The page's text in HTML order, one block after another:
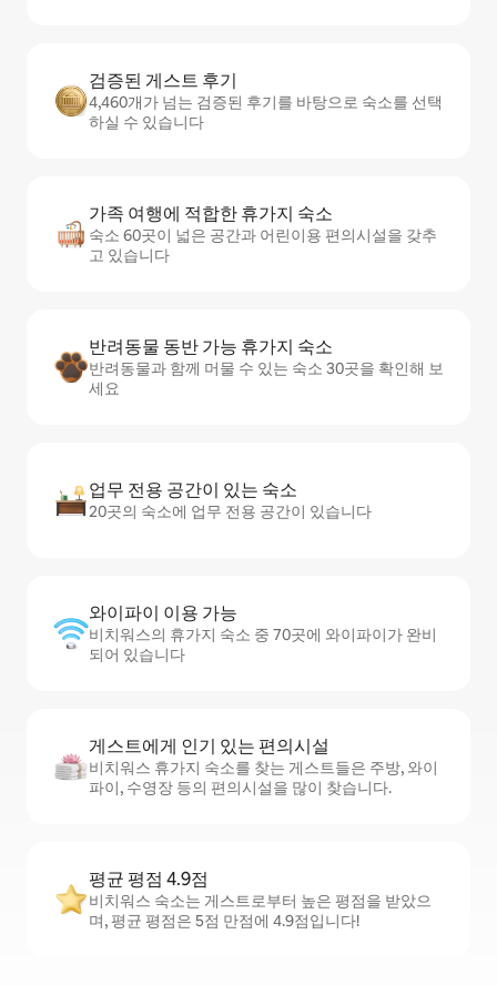
검증된 게스트 후기
4,460개가 넘는 검증된 후기를 바탕으로 숙소를 선택
하실 수 있습니다
가족 여행에 적합한 휴가지 숙소
숙소 60곳이 넓은 공간과 어린이용 편의시설을 갖추
고 있습니다
반려동물 동반 가능 휴가지 숙소
반려동물과 함께 머물 수 있는 숙소 30곳을 확인해 보
세요
업무 전용 공간이 있는 숙소
20곳의 숙소에 업무 전용 공간이 있습니다
와이파이 이용 가능
비치워스의 휴가지 숙소 중 70곳에 와이파이가 완비
되어 있습니다
게스트에게 인기 있는 편의시설
비치워스 휴가지 숙소를 찾는 게스트들은 주방, 와이
파이, 수영장 등의 편의시설을 많이 찾습니다.
평균 평점 4.9점
비치워스 숙소는 게스트로부터 높은 평점을 받았으
며, 평균 평점은 5점 만점에 4.9점입니다!